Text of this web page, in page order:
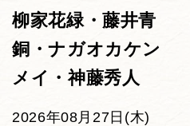
柳家花緑・藤井青
銅・ナガオカケン
メイ・神藤秀人
2026年08月27日(木)